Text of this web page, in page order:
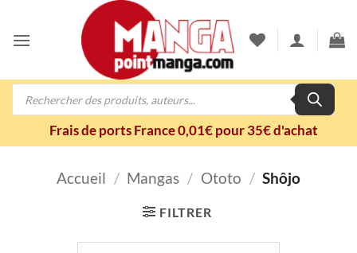
contenu
Recherche
Frais de ports France 0,01€ pour 35€ d'achat
Accueil / Mangas / Ototo / Shôjo
FILTRER